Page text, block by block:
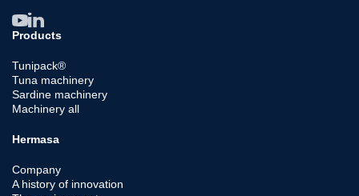
Products
Tunipack®
Tuna machinery
Sardine machinery
Machinery all
Hermasa
Company
A history of innovation